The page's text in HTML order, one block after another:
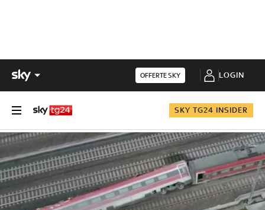
OFFERTE SKY LOGIN
SKY TG24 INSIDER